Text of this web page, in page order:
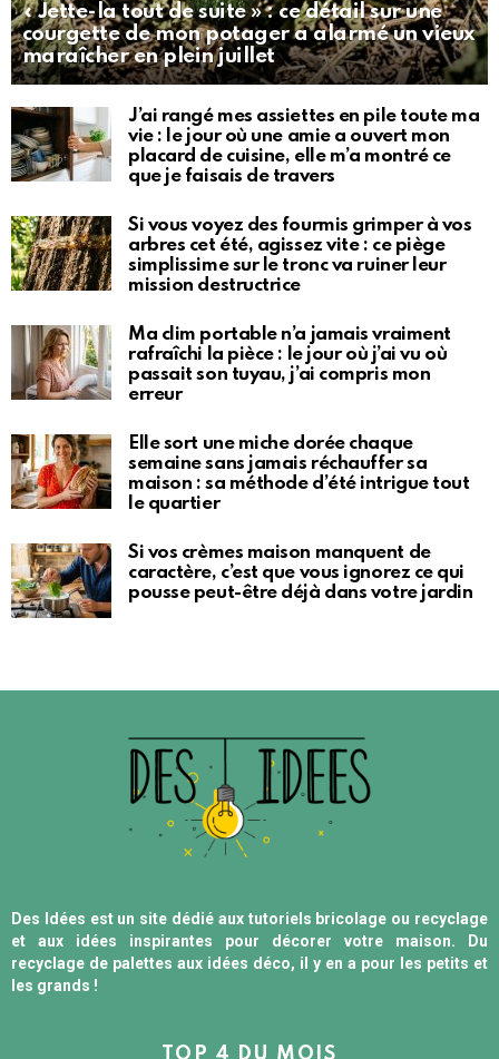
« Jette-la tout de suite » : ce détail sur une
courgette de mon potager a alarmé un vieux
maraîcher en plein juillet
J’ai rangé mes assiettes en pile toute ma
vie : le jour où une amie a ouvert mon
placard de cuisine, elle m’a montré ce
que je faisais de travers
Si vous voyez des fourmis grimper à vos
arbres cet été, agissez vite : ce piège
simplissime sur le tronc va ruiner leur
mission destructrice
Ma clim portable n’a jamais vraiment
rafraîchi la pièce : le jour où j’ai vu où
passait son tuyau, j’ai compris mon
erreur
Elle sort une miche dorée chaque
semaine sans jamais réchauffer sa
maison : sa méthode d’été intrigue tout
le quartier
Si vos crèmes maison manquent de
caractère, c’est que vous ignorez ce qui
pousse peut-être déjà dans votre jardin
Des Idées est un site dédié aux tutoriels bricolage ou recyclage
et aux idées inspirantes pour décorer votre maison. Du
recyclage de palettes aux idées déco, il y en a pour les petits et
les grands !
TOP 4 DU MOIS